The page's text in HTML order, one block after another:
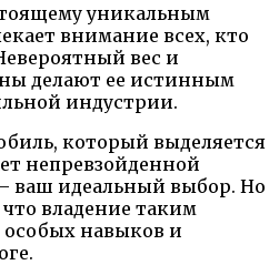
уникальным
внимание всех, кто
вес и
делают ее истинным
индустрии.
который выделяется
непревзойденной
ваш идеальный выбор. Но
владение таким
особых навыков и